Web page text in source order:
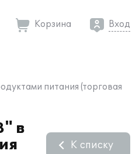
Корзина Вход
питания (торговая
в
К списку